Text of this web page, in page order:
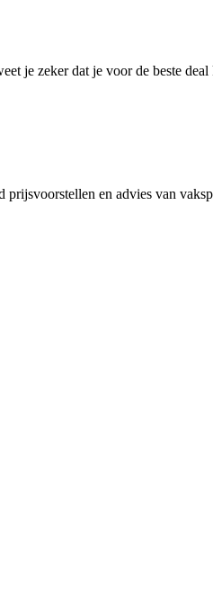
je zeker dat je voor de beste
en advies van